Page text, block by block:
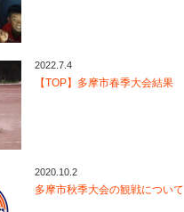
2022.7.4
【TOP】多摩市春季大会結果
2020.10.2
多摩市秋季大会の観戦について